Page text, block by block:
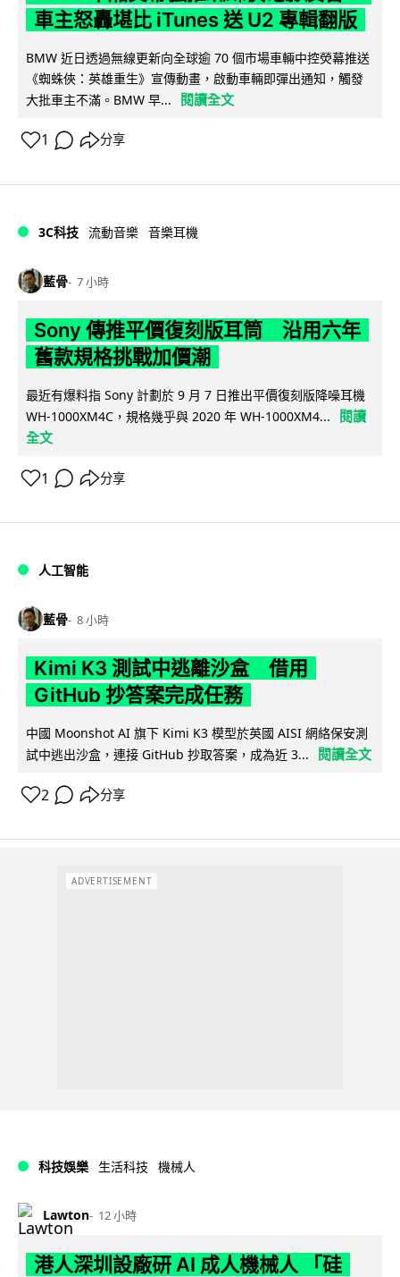
車主怒轟堪比 iTunes 送 U2 專輯翻版
BMW 近日透過無線更新向全球逾 70 個市場車輛中控熒幕推送
《蜘蛛俠：英雄重生》宣傳動畫，啟動車輛即彈出通知，觸發
大批車主不滿。BMW 早...
閱讀全文
1 分享
3C科技 流動音樂 音樂耳機
藍骨 7 小時
Sony 傳推平價復刻版耳筒 沿用六年
舊款規格挑戰加價潮
最近有爆料指 Sony 計劃於 9 月 7 日推出平價復刻版降噪耳機
WH-1000XM4C，規格幾乎與 2020 年 WH-1000XM4...
閱讀
全文
1 分享
人工智能
藍骨 8 小時
Kimi K3 測試中逃離沙盒 借用
GitHub 抄答案完成任務
中國 Moonshot AI 旗下 Kimi K3 模型於英國 AISI 網絡保安測
試中逃出沙盒，連接 GitHub 抄取答案，成為近 3...
閱讀全文
2 分享
ADVERTISEMENT
科技娛樂 生活科技 機械人
Lawton 12 小時
港人深圳設廠研 AI 成人機械人 「硅